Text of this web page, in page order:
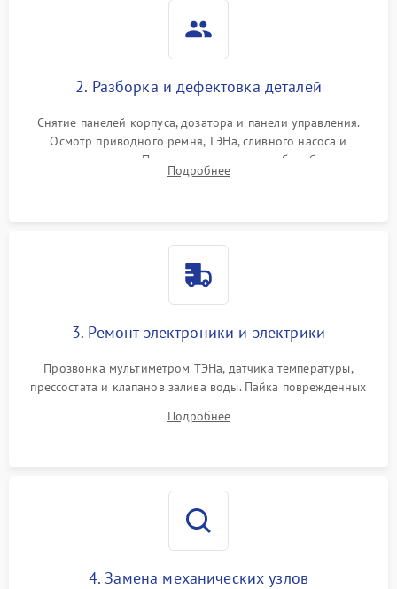
2. Разборка и дефектовка деталей
Снятие панелей корпуса, дозатора и панели управления.
Осмотр приводного ремня, ТЭНа, сливного насоса и
амортизаторов. Проверка подшипников барабана и
крестовины на износ, а манжеты люка на разрывы.
Подробнее
3. Ремонт электроники и электрики
Прозвонка мультиметром ТЭНа, датчика температуры,
прессостата и клапанов залива воды. Пайка поврежденных
Восстановление целостности проводки и контактов.
Подробнее
4. Замена механических узлов